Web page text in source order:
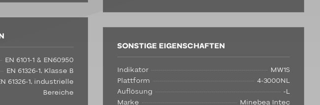
EN 6101-1 & EN60950
EN 61326-1, Klasse B
61326-1, industrielle
Bereiche
SONSTIGE EIGENSCHAFTEN
Indikator
MW1S
Plattform
4-3000NL
Auflösung
-L
Marke
Minebea Intec